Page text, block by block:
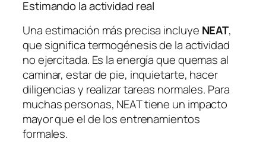
Estimando la actividad real
Una estimación más precisa incluye NEAT,
que significatermogénesis de la actividad
no ejercitada. Es la energía que quemas al
caminar, estar de pie, inquietarte, hacer
diligencias y realizar tareas normales. Para
muchas personas, NEAT tiene un impacto
mayor que el de los entrenamientos
formales.